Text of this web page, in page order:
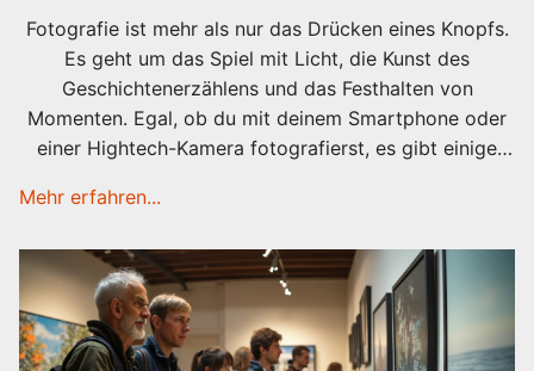
Fotografie ist mehr als nur das Drücken eines Knopfs.
Es geht um das Spiel mit Licht, die Kunst des
Geschichtenerzählens und das Festhalten von
Momenten. Egal, ob du mit deinem Smartphone oder
einer Hightech-Kamera fotografierst, es gibt einige
Entdecke, wie du bessere Bilder machen kannst, indem
Fotografie wirklich ausmacht.
Mehr erfahren...